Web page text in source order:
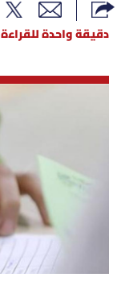
الغلاف
نداء اليوم
نداء القرّاء
دقيقة واحدة للقراءة